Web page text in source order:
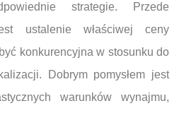
strategie. Przede
ustalenie właściwej ceny
konkurencyjna w stosunku do
Dobrym pomysłem jest
warunków wynajmu,